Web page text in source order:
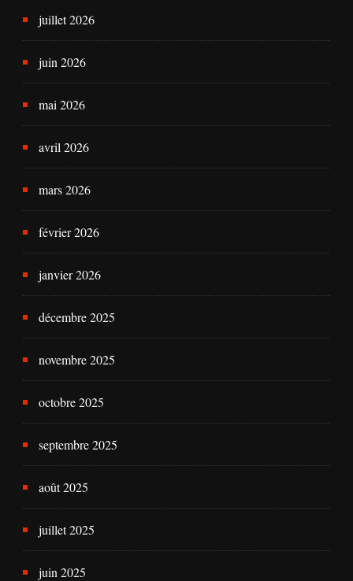
juillet 2026
juin 2026
mai 2026
avril 2026
mars 2026
février 2026
janvier 2026
décembre 2025
novembre 2025
octobre 2025
septembre 2025
août 2025
juillet 2025
juin 2025